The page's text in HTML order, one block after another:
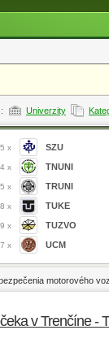
Univerzity
x
x
x
x
x
x
SZU
TNUNI
TRUNI
TUKE
TUZVO
UCM
motorového
v Trenčíne -